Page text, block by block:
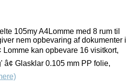
105my A4Lomme med 8 rum til
nem opbevaring af dokumenter i
Lomme kan opbevare 16 visitkort,
Glasklar 0.105 mm PP folie,